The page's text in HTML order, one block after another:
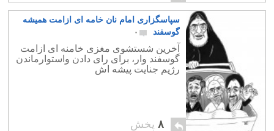
سپاسگزاری امام نان خامه ای ازامت همیشه
گوسفند
۰
آخرین شستشوی مغزی خامنه ای ازامت
گوسفند وار، برای رای دادن واستوارماندن
رژیم جنایت پیشه اش
۸ پخش